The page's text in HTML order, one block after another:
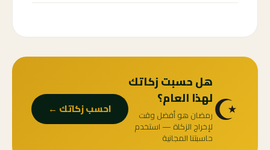
☪️هل حسبت زكاتك
لهذا العام؟
رمضان هو أفضل وقت
لإخراج الزكاة — استخدم
حاسبتنا المجانية
احسب زكاتك ←